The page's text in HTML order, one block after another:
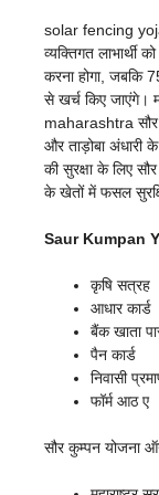
solar fencing
व्यक्तिगत लाभार्थी
करना होगा, जबकि
से खर्च किए जाएंगे।
maharashtra सौर
और ताड़ोबा अंधारी
की सुरक्षा के लिए
के खेतों में फसल
Saur Kumpan
कृषि सत्रह
आधार कार्ड
बैंक खाता
पैन कार्ड
निवासी
फॉर्म आठ ए
सौर कुम्पन योजना